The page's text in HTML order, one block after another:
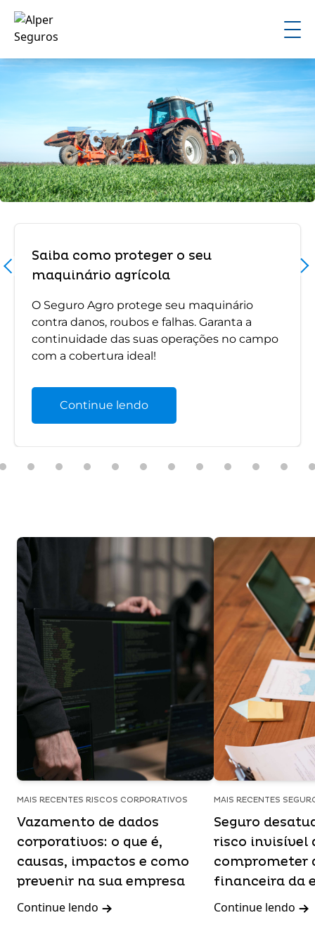
Saiba como proteger o seu
maquinário agrícola
O Seguro Agro protege seu maquinário
contra danos, roubos e falhas. Garanta a
continuidade das suas operações no campo
com a cobertura ideal!
Continue lendo
MAIS RECENTES RISCOS CORPORATIVOS
Vazamento de dados
corporativos: o que é,
causas, impactos e como
prevenir na sua empresa
Continue lendo
MAIS RECENTES
Seguro
risco invisível
comprometer
financeira da
Continue lendo